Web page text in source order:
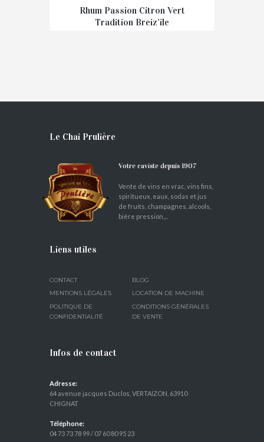
Rhum Passion Citron Vert
Tradition Breiz’ile
Le Chai Prulière
Votre caviste depuis 1907
Vente de vins en vrac, vins fins,
spiritueux, eaux, sodas et jus
de fruits, champagnes, alcools,
bière pression,...
Liens utiles
CONTACT
BLOG
MENTIONS LÉGALES
LOCATION DE MACHINE
POLITIQUE DE
CONFIDENTIALITÉ
CONDITIONS GÉNÉRALES
DE VENTE
Infos de contact
Adresse:
64 avenue jacques Duclos, VERTAIZON, 63910
CHIGNAT
Téléphone:
04 73 73 78 99/ 07 60 80 95 23